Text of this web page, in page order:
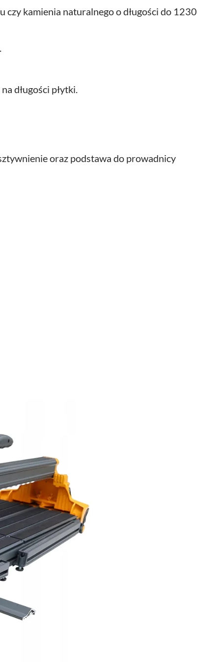
czy kamienia naturalnego o długości do 1230
długości płytki.
oraz podstawa do prowadnicy